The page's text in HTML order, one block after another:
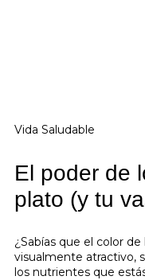
Vida Saludable
El poder de
plato (y tu
¿Sabías que el color
visualmente atractivo,
los nutrientes que